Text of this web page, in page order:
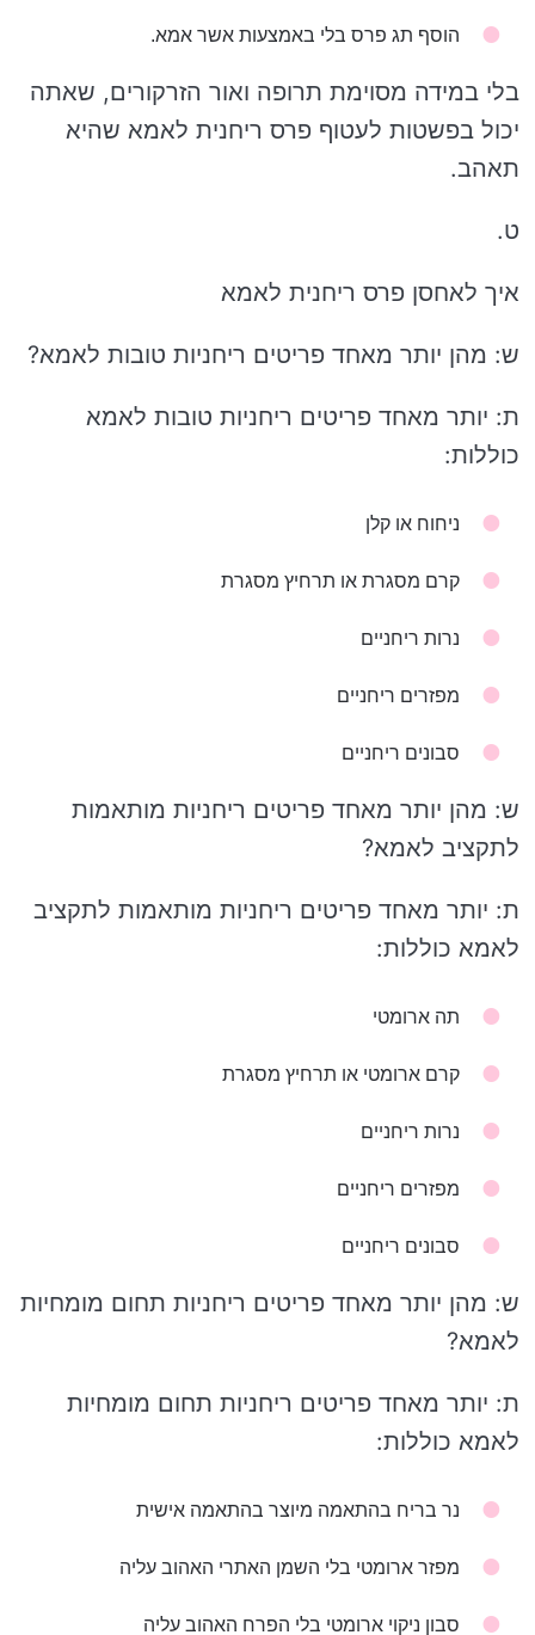
הוסף תג פרס בלי באמצעות אשר אמא.
בלי במידה מסוימת תרופה ואור הזרקורים, שאתה
יכול בפשטות לעטוף פרס ריחנית לאמא שהיא
תאהב.
ט.
איך לאחסן פרס ריחנית לאמא
ש: מהן יותר מאחד פריטים ריחניות טובות לאמא?
ת: יותר מאחד פריטים ריחניות טובות לאמא
כוללות:
ניחוח או קלן
קרם מסגרת או תרחיץ מסגרת
נרות ריחניים
מפזרים ריחניים
סבונים ריחניים
ש: מהן יותר מאחד פריטים ריחניות מותאמות
לתקציב לאמא?
ת: יותר מאחד פריטים ריחניות מותאמות לתקציב
לאמא כוללות:
תה ארומטי
קרם ארומטי או תרחיץ מסגרת
נרות ריחניים
מפזרים ריחניים
סבונים ריחניים
ש: מהן יותר מאחד פריטים ריחניות תחום מומחיות
לאמא?
ת: יותר מאחד פריטים ריחניות תחום מומחיות
לאמא כוללות:
נר בריח בהתאמה מיוצר בהתאמה אישית
מפזר ארומטי בלי השמן האתרי האהוב עליה
סבון ניקוי ארומטי בלי הפרח האהוב עליה